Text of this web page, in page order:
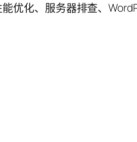
优化、服务器排查、